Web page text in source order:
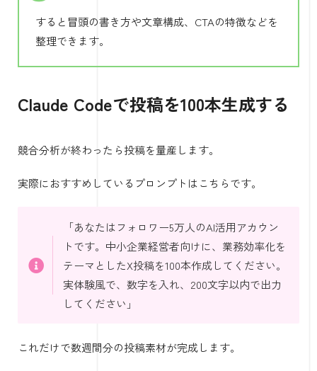
すると冒頭の書き方や文章構成、CTAの特徴などを
整理できます。
Claude Codeで投稿を100本生成する
競合分析が終わったら投稿を量産します。
実際におすすめしているプロンプトはこちらです。
「あなたはフォロワー5万人のAI活用アカウン
トです。中小企業経営者向けに、業務効率化を
テーマとしたX投稿を100本作成してください。
実体験風で、数字を入れ、200文字以内で出力
してください」
これだけで数週間分の投稿素材が完成します。